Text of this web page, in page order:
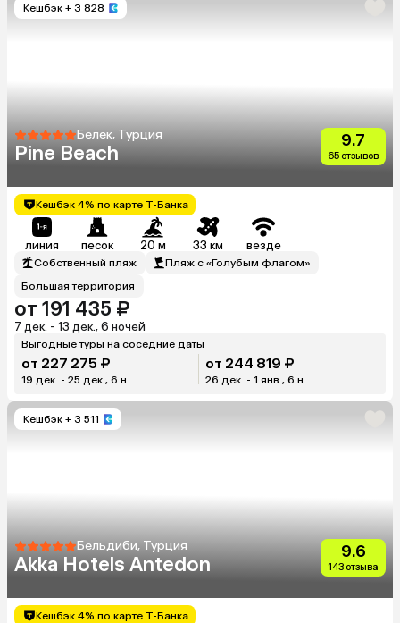
Кешбэк + 3 828
Белек, Турция
Pine Beach
9.7
65 отзывов
Кешбэк 4% по карте Т-Банка
линия песок 20 м 33 км везде
Собственный пляж
Пляж с «Голубым флагом»
Большая территория
от 191 435 ₽
7 дек. - 13 дек., 6 ночей
Выгодные туры на соседние даты
от 227 275 ₽
19 дек. - 25 дек., 6 н.
от 244 819 ₽
26 дек. - 1 янв., 6 н.
Кешбэк + 3 511
Бельдиби, Турция
Akka Hotels Antedon
9.6
143 отзыва
Кешбэк 4% по карте Т-Банка